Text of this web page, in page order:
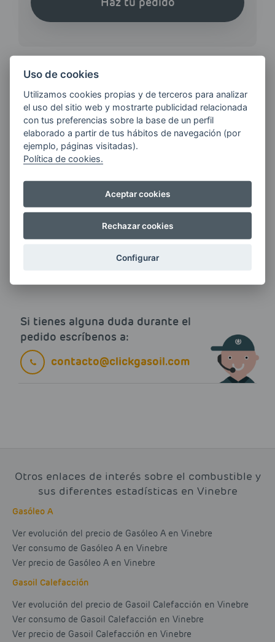
¿QUIERES ESTAR AL DÍA DE
LAS
ÚLTIMAS NOVEDADES?
Quiero recibir las últimas novedades de AVIA
ENERGIAS por cualquier medio, incluido
Más información
Si tienes alguna duda durante el
pedido escríbenos a:
contacto@clickgasoil.com
Otros enlaces de interés sobre el combustible y
sus diferentes estadísticas en Vinebre
Gasóleo A
Ver evolución del precio de Gasóleo A en Vinebre
Ver consumo de Gasóleo A en Vinebre
Ver precio de Gasóleo A en Vinebre
Gasoil Calefacción
Ver evolución del precio de Gasoil Calefacción en Vinebre
Ver consumo de Gasoil Calefacción en Vinebre
Ver precio de Gasoil Calefacción en Vinebre
Uso de cookies
Utilizamos cookies propias y de terceros para analizar
el uso del sitio web y mostrarte publicidad relacionada
con tus preferencias sobre la base de un perfil
elaborado a partir de tus hábitos de navegación (por
ejemplo, páginas visitadas).
Política de cookies.
Aceptar cookies
Rechazar cookies
Configurar